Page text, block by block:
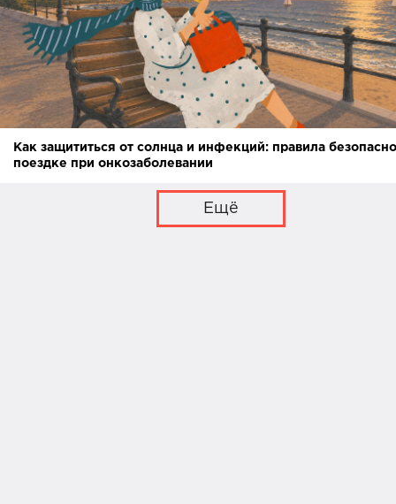
Как защититься от солнца и инфекций: правила
поездке при онкозаболевании
Ещё